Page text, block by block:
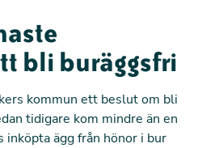
bli buräggsfri
kommun ett beslut om bli
tidigare kom mindre än en
inköpta ägg från hönor i bur